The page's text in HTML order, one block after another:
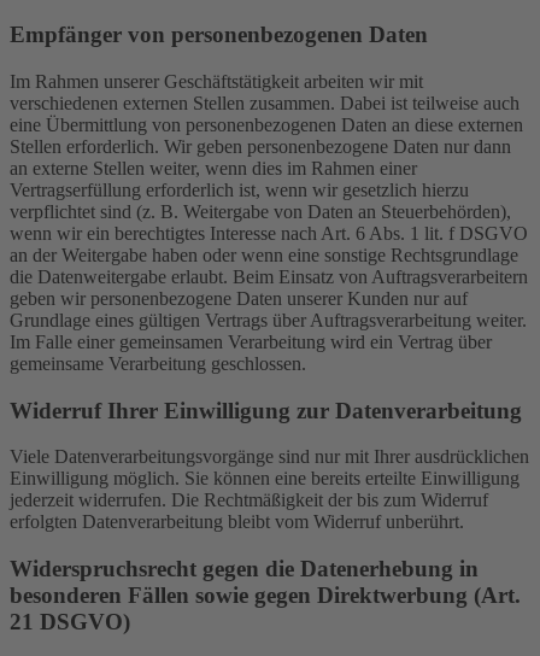
Empfänger von personenbezogenen Daten
Im Rahmen unserer Geschäftstätigkeit arbeiten wir mit
verschiedenen externen Stellen zusammen. Dabei ist teilweise auch
eine Übermittlung von personenbezogenen Daten an diese externen
Stellen erforderlich. Wir geben personenbezogene Daten nur dann
an externe Stellen weiter, wenn dies im Rahmen einer
Vertragserfüllung erforderlich ist, wenn wir gesetzlich hierzu
verpflichtet sind (z. B. Weitergabe von Daten an Steuerbehörden),
wenn wir ein berechtigtes Interesse nach Art. 6 Abs. 1 lit. f DSGVO
an der Weitergabe haben oder wenn eine sonstige Rechtsgrundlage
die Datenweitergabe erlaubt. Beim Einsatz von Auftragsverarbeitern
geben wir personenbezogene Daten unserer Kunden nur auf
Grundlage eines gültigen Vertrags über Auftragsverarbeitung weiter.
Im Falle einer gemeinsamen Verarbeitung wird ein Vertrag über
gemeinsame Verarbeitung geschlossen.
Widerruf Ihrer Einwilligung zur Datenverarbeitung
Viele Datenverarbeitungsvorgänge sind nur mit Ihrer ausdrücklichen
Einwilligung möglich. Sie können eine bereits erteilte Einwilligung
jederzeit widerrufen. Die Rechtmäßigkeit der bis zum Widerruf
erfolgten Datenverarbeitung bleibt vom Widerruf unberührt.
Widerspruchsrecht gegen die Datenerhebung in
besonderen Fällen sowie gegen Direktwerbung (Art.
21 DSGVO)